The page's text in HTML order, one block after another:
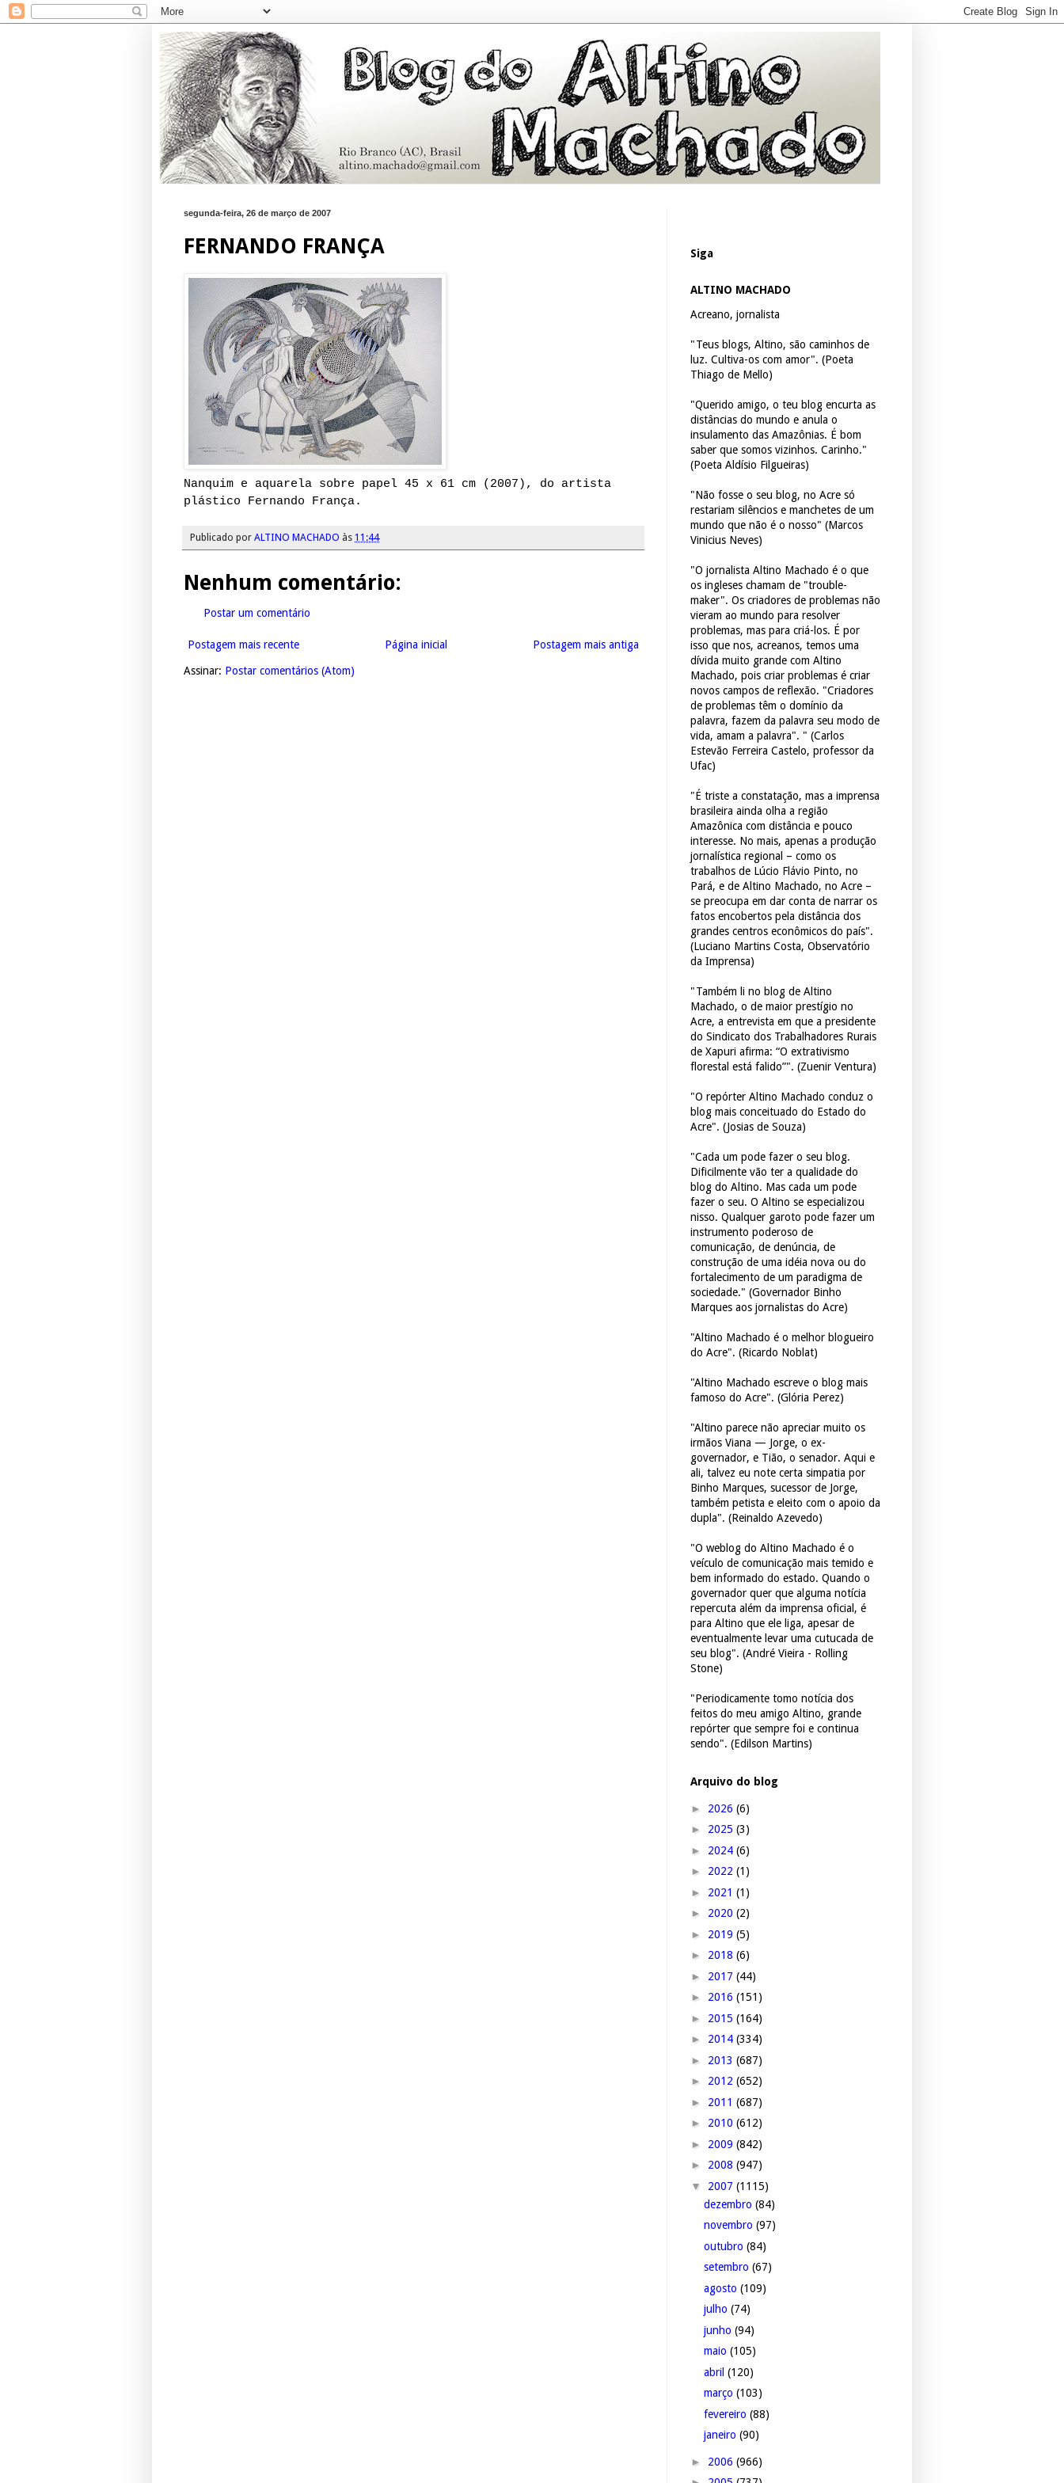
segunda-feira, 26 de março de 2007
FERNANDO FRANÇA
Nanquim e aquarela sobre papel 45 x 61 cm (2007), do artista
plástico Fernando França.
Publicado por ALTINO MACHADO às 11:44
Nenhum comentário:
Postar um comentário
Postagem mais recente Postagem mais antiga
Página inicial
Assinar: Postar comentários (Atom)
Siga
ALTINO MACHADO
Acreano, jornalista
"Teus blogs, Altino, são caminhos de
luz. Cultiva-os com amor". (Poeta
Thiago de Mello)
"Querido amigo, o teu blog encurta as
distâncias do mundo e anula o
insulamento das Amazônias. É bom
saber que somos vizinhos. Carinho."
(Poeta Aldísio Filgueiras)
"Não fosse o seu blog, no Acre só
restariam silêncios e manchetes de um
mundo que não é o nosso" (Marcos
Vinicius Neves)
"O jornalista Altino Machado é o que
os ingleses chamam de "trouble-
maker". Os criadores de problemas não
vieram ao mundo para resolver
problemas, mas para criá-los. É por
isso que nos, acreanos, temos uma
dívida muito grande com Altino
Machado, pois criar problemas é criar
novos campos de reflexão. "Criadores
de problemas têm o domínio da
palavra, fazem da palavra seu modo de
vida, amam a palavra". " (Carlos
Estevão Ferreira Castelo, professor da
Ufac)
"É triste a constatação, mas a imprensa
brasileira ainda olha a região
Amazônica com distância e pouco
interesse. No mais, apenas a produção
jornalística regional – como os
trabalhos de Lúcio Flávio Pinto, no
Pará, e de Altino Machado, no Acre –
se preocupa em dar conta de narrar os
fatos encobertos pela distância dos
grandes centros econômicos do país".
(Luciano Martins Costa, Observatório
da Imprensa)
"Também li no blog de Altino
Machado, o de maior prestígio no
Acre, a entrevista em que a presidente
do Sindicato dos Trabalhadores Rurais
de Xapuri afirma: “O extrativismo
florestal está falido”". (Zuenir Ventura)
"O repórter Altino Machado conduz o
blog mais conceituado do Estado do
Acre". (Josias de Souza)
"Cada um pode fazer o seu blog.
Dificilmente vão ter a qualidade do
blog do Altino. Mas cada um pode
fazer o seu. O Altino se especializou
nisso. Qualquer garoto pode fazer um
instrumento poderoso de
comunicação, de denúncia, de
construção de uma idéia nova ou do
fortalecimento de um paradigma de
sociedade." (Governador Binho
Marques aos jornalistas do Acre)
"Altino Machado é o melhor blogueiro
do Acre". (Ricardo Noblat)
"Altino Machado escreve o blog mais
famoso do Acre". (Glória Perez)
"Altino parece não apreciar muito os
irmãos Viana — Jorge, o ex-
governador, e Tião, o senador. Aqui e
ali, talvez eu note certa simpatia por
Binho Marques, sucessor de Jorge,
também petista e eleito com o apoio da
dupla". (Reinaldo Azevedo)
"O weblog do Altino Machado é o
veículo de comunicação mais temido e
bem informado do estado. Quando o
governador quer que alguma notícia
repercuta além da imprensa oficial, é
para Altino que ele liga, apesar de
eventualmente levar uma cutucada de
seu blog". (André Vieira - Rolling
Stone)
"Periodicamente tomo notícia dos
feitos do meu amigo Altino, grande
repórter que sempre foi e continua
sendo". (Edilson Martins)
Arquivo do blog
► 2026 (6)
► 2025 (3)
► 2024 (6)
► 2022 (1)
► 2021 (1)
► 2020 (2)
► 2019 (5)
► 2018 (6)
► 2017 (44)
► 2016 (151)
► 2015 (164)
► 2014 (334)
► 2013 (687)
► 2012 (652)
► 2011 (687)
► 2010 (612)
► 2009 (842)
► 2008 (947)
▼ 2007 (1115)
dezembro (84)
novembro (97)
outubro (84)
setembro (67)
agosto (109)
julho (74)
junho (94)
maio (105)
abril (120)
março (103)
fevereiro (88)
janeiro (90)
► 2006 (966)